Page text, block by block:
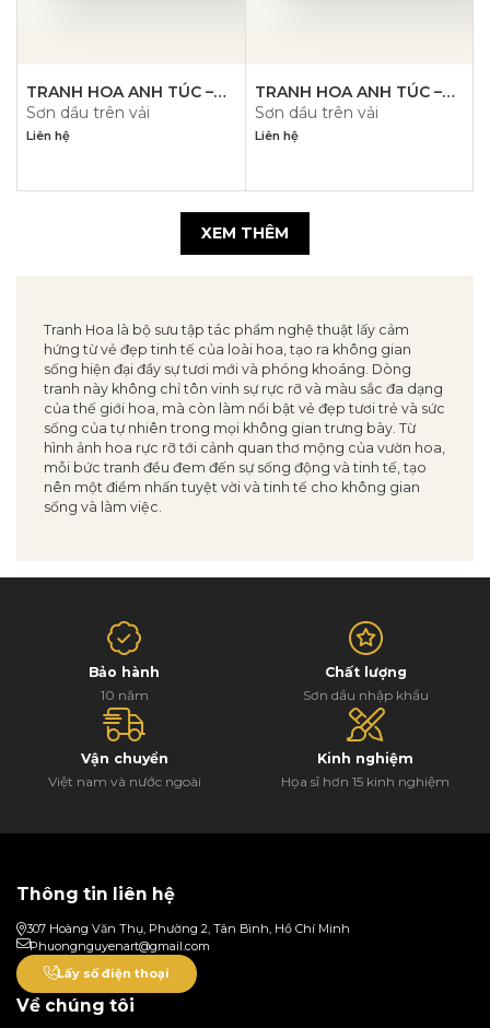
TRANH HOA ANH TÚC –
PN1469
Sơn dầu trên vải
Liên hệ
TRANH HOA ANH TÚC –
PN1468
Sơn dầu trên vải
Liên hệ
XEM THÊM
Tranh Hoa là bộ sưu tập tác phẩm nghệ thuật lấy cảm
hứng từ vẻ đẹp tinh tế của loài hoa, tạo ra không gian
sống hiện đại đầy sự tươi mới và phóng khoáng. Dòng
tranh này không chỉ tôn vinh sự rực rỡ và màu sắc đa dạng
của thế giới hoa, mà còn làm nổi bật vẻ đẹp tươi trẻ và sức
sống của tự nhiên trong mọi không gian trưng bày. Từ
hình ảnh hoa rực rỡ tới cảnh quan thơ mộng của vườn hoa,
mỗi bức tranh đều đem đến sự sống động và tinh tế, tạo
nên một điểm nhấn tuyệt vời và tinh tế cho không gian
sống và làm việc.
Bảo hành
10 năm
Chất lượng
Sơn dầu nhập khẩu
Vận chuyển
Việt nam và nước ngoài
Kinh nghiệm
Họa sĩ hơn 15 kinh nghiệm
Thông tin liên hệ
307 Hoàng Văn Thụ, Phường 2, Tân Bình, Hồ Chí Minh
Phuongnguyenart@gmail.com
Lấy số điện thoại
Về chúng tôi